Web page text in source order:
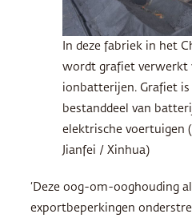
In deze fabriek in het
wordt grafiet verwerkt
ionbatterijen. Grafiet
bestanddeel van
elektrische voertuigen
Jianfei / Xinhua)
‘Deze oog-om-ooghouding
exportbeperkingen